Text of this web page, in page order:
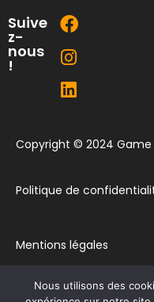
Suive
z-
nous
!
Copyright © 2024 Game
Politique de
Mentions légales
Nous utilisons des